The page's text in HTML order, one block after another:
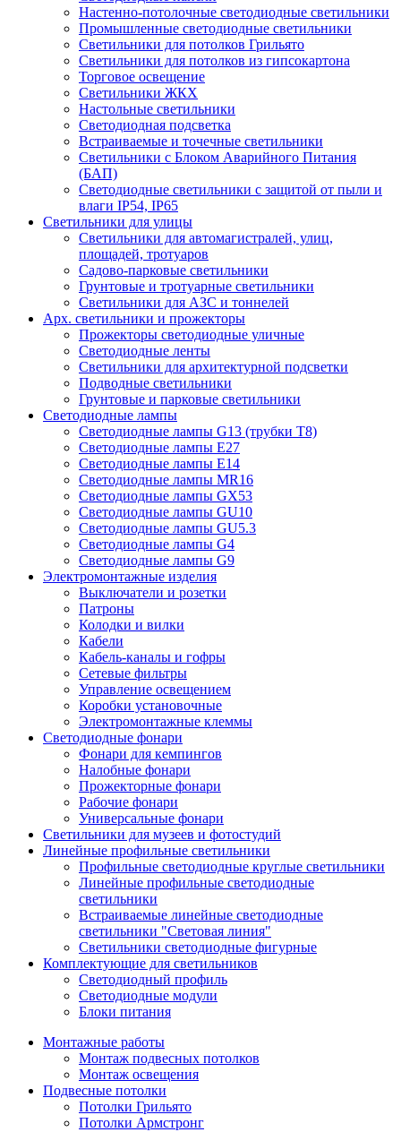
Настенно-потолочные светодиодные светильники
Промышленные светодиодные светильники
Светильники для потолков Грильято
Светильники для потолков из гипсокартона
Торговое освещение
Светильники ЖКХ
Настольные светильники
Светодиодная подсветка
Встраиваемые и точечные светильники
Светильники с Блоком Аварийного Питания
(БАП)
Светодиодные светильники с защитой от пыли и
влаги IP54, IP65
Светильники для улицы
Светильники для автомагистралей, улиц,
площадей, тротуаров
Садово-парковые светильники
Грунтовые и тротуарные светильники
Светильники для АЗС и тоннелей
Арх. светильники и прожекторы
Прожекторы светодиодные уличные
Светодиодные ленты
Светильники для архитектурной подсветки
Подводные светильники
Грунтовые и парковые светильники
Светодиодные лампы
Светодиодные лампы G13 (трубки T8)
Светодиодные лампы Е27
Светодиодные лампы Е14
Светодиодные лампы MR16
Светодиодные лампы GX53
Светодиодные лампы GU10
Светодиодные лампы GU5.3
Светодиодные лампы G4
Светодиодные лампы G9
Электромонтажные изделия
Выключатели и розетки
Патроны
Колодки и вилки
Кабели
Кабель-каналы и гофры
Сетевые фильтры
Управление освещением
Коробки установочные
Электромонтажные клеммы
Светодиодные фонари
Фонари для кемпингов
Налобные фонари
Прожекторные фонари
Рабочие фонари
Универсальные фонари
Светильники для музеев и фотостудий
Линейные профильные светильники
Профильные светодиодные круглые светильники
Линейные профильные светодиодные
светильники
Встраиваемые линейные светодиодные
светильники "Световая линия"
Светильники светодиодные фигурные
Комплектующие для светильников
Светодиодный профиль
Светодиодные модули
Блоки питания
Монтажные работы
Монтаж подвесных потолков
Монтаж освещения
Подвесные потолки
Потолки Грильято
Потолки Армстронг